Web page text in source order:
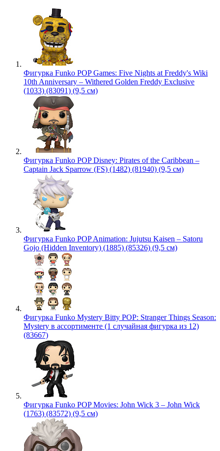
Фигурка Funko POP Games: Five Nights at Freddy's Wiki
10th Anniversary – Withered Golden Freddy Exclusive
(1033) (83091) (9,5 см)
Фигурка Funko POP Disney: Pirates of the Caribbean –
Captain Jack Sparrow (FS) (1482) (81940) (9,5 см)
Фигурка Funko POP Animation: Jujutsu Kaisen – Satoru
Gojo (Hidden Inventory) (1885) (85326) (9,5 см)
Фигурка Funko Mystery Bitty POP: Stranger Things Season:
Mystery в ассортименте (1 случайная фигурка из 12)
(83667)
Фигурка Funko POP Movies: John Wick 3 – John Wick
(1763) (83572) (9,5 см)